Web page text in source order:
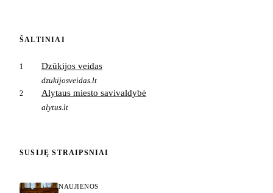
ŠALTINIAI
1 Dzūkijos veidas
dzukijosveidas.lt
2 Alytaus miesto savivaldybė
alytus.lt
SUSIJĘ STRAIPSNIAI
NAUJIENOS